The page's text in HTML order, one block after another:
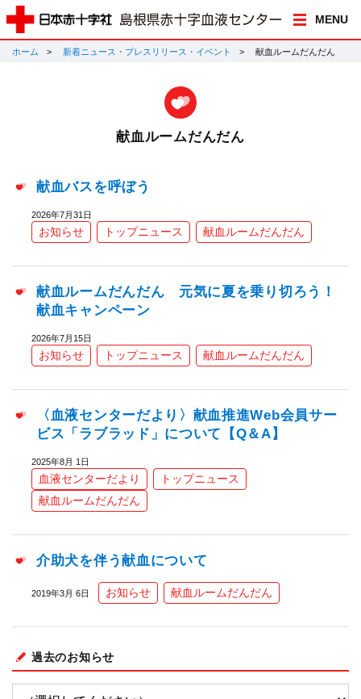
MENU
ホーム 新着ニュース・プレスリリース・イベント 献血ルームだんだん
献血ルームだんだん
献血バスを呼ぼう
2026年7月31日
お知らせ トップニュース 献血ルームだんだん
献血ルームだんだん 元気に夏を乗り切ろう！
献血キャンペーン
2026年7月15日
お知らせ トップニュース 献血ルームだんだん
〈血液センターだより〉献血推進Web会員サー
ビス「ラブラッド」について【Q＆A】
2025年8月 1日
血液センターだより
トップニュース
献血ルームだんだん
介助犬を伴う献血について
2019年3月 6日 お知らせ 献血ルームだんだん
過去のお知らせ